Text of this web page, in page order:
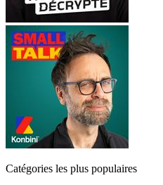
Catégories les plus populaires